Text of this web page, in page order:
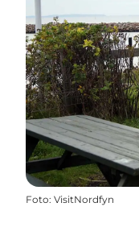
Foto: VisitNordfyn